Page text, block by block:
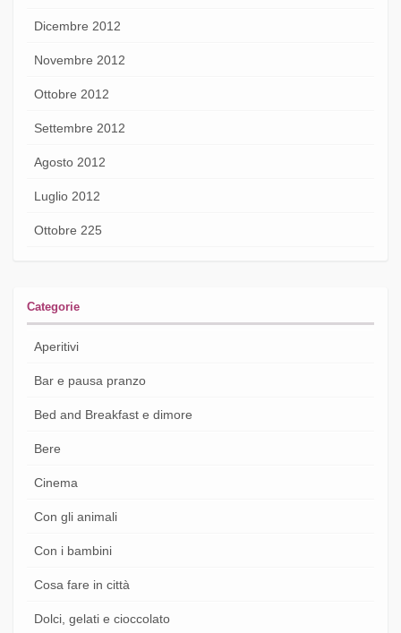
Dicembre 2012
Novembre 2012
Ottobre 2012
Settembre 2012
Agosto 2012
Luglio 2012
Ottobre 225
Categorie
Aperitivi
Bar e pausa pranzo
Bed and Breakfast e dimore
Bere
Cinema
Con gli animali
Con i bambini
Cosa fare in città
Dolci, gelati e cioccolato